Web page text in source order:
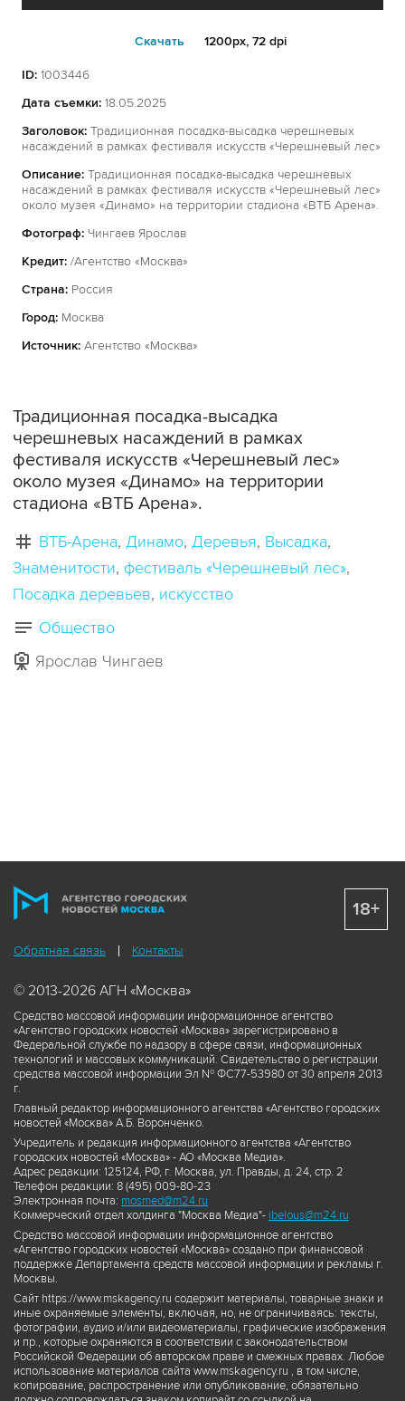
Cкачать 1200px, 72 dpi
ID: 1003446
Дата съемки: 18.05.2025
Заголовок: Традиционная посадка-высадка черешневых
насаждений в рамках фестиваля искусств «Черешневый лес»
Описание: Традиционная посадка-высадка черешневых
насаждений в рамках фестиваля искусств «Черешневый лес»
около музея «Динамо» на территории стадиона «ВТБ Арена».
Фотограф: Чингаев Ярослав
Кредит: /Агентство «Москва»
Страна: Россия
Город: Москва
Источник: Агентство «Москва»
Традиционная посадка-высадка
черешневых насаждений в рамках
фестиваля искусств «Черешневый лес»
около музея «Динамо» на территории
стадиона «ВТБ Арена».
ВТБ-Арена Динамо Деревья Высадка
Знаменитости фестиваль «Черешневый лес»
Посадка деревьев искусство
Общество
Ярослав Чингаев
Обратная связь Контакты
© 2013-2026 АГН «Москва»
Средство массовой информации информационное агентство
«Агентство городских новостей «Москва» зарегистрировано в
Федеральной службе по надзору в сфере связи, информационных
технологий и массовых коммуникаций. Свидетельство о регистрации
средства массовой информации Эл № ФС77-53980 от 30 апреля 2013
г.
Главный редактор информационного агентства «Агентство городских
новостей «Москва» А.Б. Воронченко.
Учредитель и редакция информационного агентства «Агентство
городских новостей «Москва» - АО «Москва Медиа».
Адрес редакции: 125124, РФ, г. Москва, ул. Правды, д. 24, стр. 2
Телефон редакции: 8 (495) 009-80-23
Электронная почта: mosmed@m24.ru
Коммерческий отдел холдинга "Москва Медиа"- ibelous@m24.ru
Средство массовой информации информационное агентство
«Агентство городских новостей «Москва» создано при финансовой
поддержке Департамента средств массовой информации и рекламы г.
Москвы.
Сайт https://www.mskagency.ru содержит материалы, товарные знаки и
иные охраняемые элементы, включая, но, не ограничиваясь: тексты,
фотографии, аудио и/или видеоматериалы, графические изображения
и пр., которые охраняются в соответствии с законодательством
Российской Федерации об авторском праве и смежных правах. Любое
использование материалов сайта www.mskagency.ru , в том числе,
копирование, распространение или опубликование, обязательно
18+